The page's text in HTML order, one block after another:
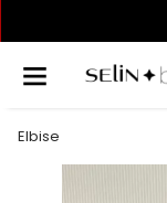
Elbise